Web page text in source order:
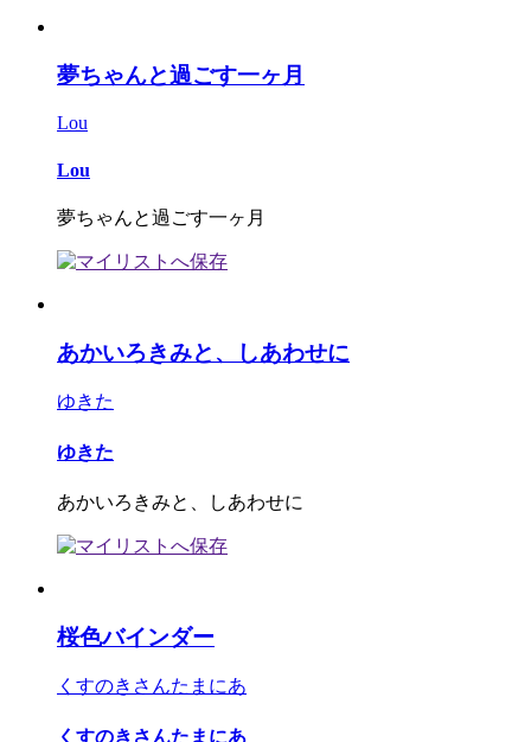
夢ちゃんと過ごす一ヶ月
Lou
Lou
夢ちゃんと過ごす一ヶ月
あかいろきみと、しあわせに
ゆきた
ゆきた
あかいろきみと、しあわせに
桜色バインダー
くすのきさんたまにあ
くすのきさんたまにあ